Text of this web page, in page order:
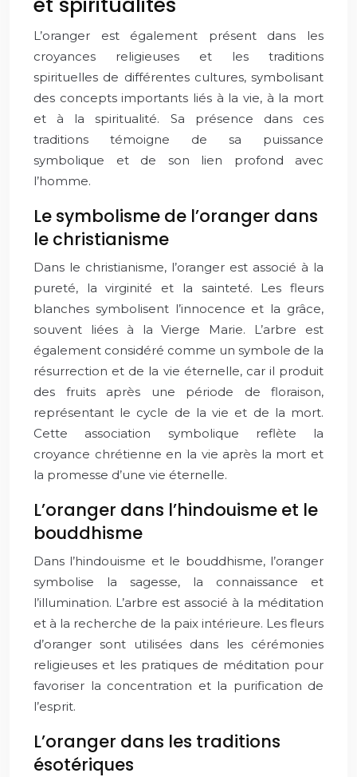
L’oranger est également présent dans les
croyances religieuses et les traditions
spirituelles de différentes cultures, symbolisant
des concepts importants liés à la vie, à la mort
et à la spiritualité. Sa présence dans ces
traditions témoigne de sa puissance
symbolique et de son lien profond avec
l’homme.
Le symbolisme de l’oranger dans
le christianisme
Dans le christianisme, l’oranger est associé à la
pureté, la virginité et la sainteté. Les fleurs
blanches symbolisent l’innocence et la grâce,
souvent liées à la Vierge Marie. L’arbre est
également considéré comme un symbole de la
résurrection et de la vie éternelle, car il produit
des fruits après une période de floraison,
représentant le cycle de la vie et de la mort.
Cette association symbolique reflète la
croyance chrétienne en la vie après la mort et
la promesse d’une vie éternelle.
L’oranger dans l’hindouisme et le
bouddhisme
Dans l’hindouisme et le bouddhisme, l’oranger
symbolise la sagesse, la connaissance et
l’illumination. L’arbre est associé à la méditation
et à la recherche de la paix intérieure. Les fleurs
d’oranger sont utilisées dans les cérémonies
religieuses et les pratiques de méditation pour
favoriser la concentration et la purification de
l’esprit.
L’oranger dans les traditions
ésotériques